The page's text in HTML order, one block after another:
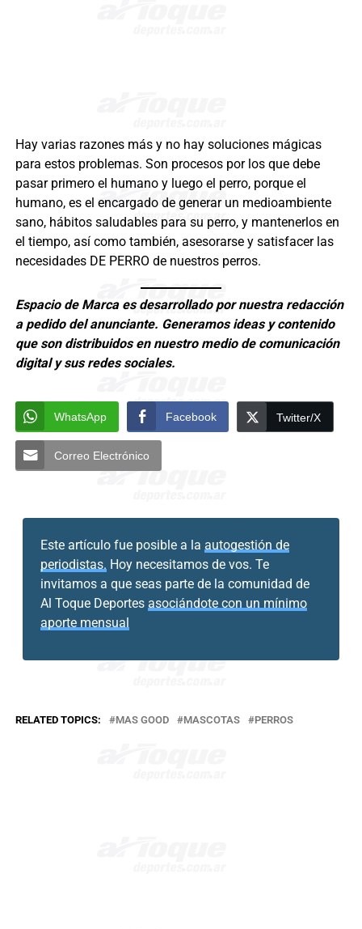
Hay varias razones más y no hay soluciones mágicas
para estos problemas. Son procesos por los que debe
pasar primero el humano y luego el perro, porque el
humano, es el encargado de generar un medioambiente
sano, hábitos saludables para su perro, y mantenerlos en
el tiempo, así como también, asesorarse y satisfacer las
necesidades DE PERRO de nuestros perros.
Espacio de Marca es desarrollado por nuestra redacción
a pedido del anunciante. Generamos ideas y contenido
que son distribuidos en nuestro medio de comunicación
digital y sus redes sociales.
WhatsApp Facebook Twitter/X
Correo Electrónico
Este artículo fue posible a la autogestión de
periodistas. Hoy necesitamos de vos. Te
invitamos a que seas parte de la comunidad de
Al Toque Deportes asociándote con un mínimo
aporte mensual
RELATED TOPICS: MAS GOOD MASCOTAS PERROS